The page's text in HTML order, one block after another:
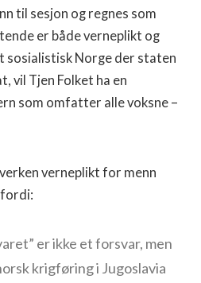
til sesjon og regnes som
er både verneplikt og
sosialistisk Norge der staten
vil Tjen Folket ha en
som omfatter alle voksne –
verneplikt for menn
fordi:
er ikke et forsvar, men
krigføring i Jugoslavia